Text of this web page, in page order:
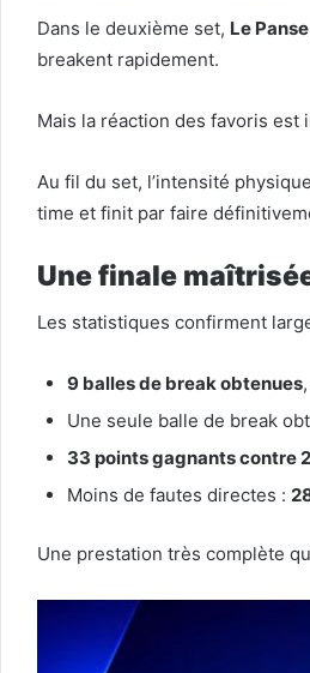
Dans le deuxième set, Le
breakent rapidement.
Mais la réaction des favoris
Au fil du set, l’intensité
time et finit par faire
Une finale
Les statistiques confirment
9 balles de break obtenues
Une seule balle de break
33 points gagnants contre
Moins de fautes directes :
Une prestation très complète